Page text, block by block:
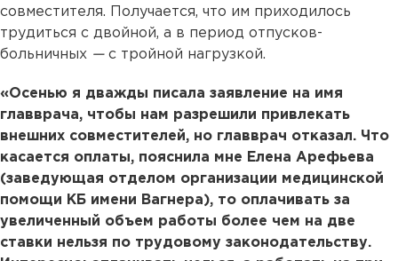
совместителя. Получается, что им приходилось
трудиться с двойной, а в период отпусков-
больничных —с тройной нагрузкой.
«Осенью я дважды писала заявление на имя
главврача, чтобы нам разрешили привлекать
внешних совместителей, но главврач отказал. Что
касается оплаты, пояснила мне Елена Арефьева
(заведующая отделом организации медицинской
помощи КБ имени Вагнера), то оплачивать за
увеличенный объем работы более чем на две
ставки нельзя по трудовому законодательству.